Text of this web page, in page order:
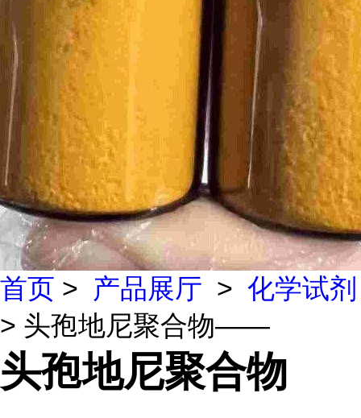
首页 > 产品展厅 > 化学试剂
> 头孢地尼聚合物——
头孢地尼聚合物